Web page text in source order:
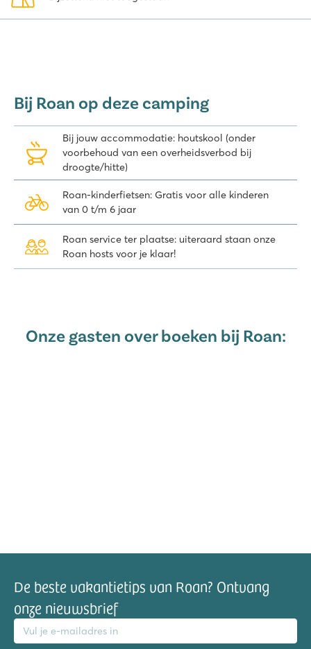
Bij Roan op deze camping
Bij jouw accommodatie: houtskool (onder
voorbehoud van een overheidsverbod bij
droogte/hitte)
Roan-kinderfietsen: Gratis voor alle kinderen
van 0 t/m 6 jaar
Roan service ter plaatse: uiteraard staan onze
Roan hosts voor je klaar!
Onze gasten over boeken bij Roan:
De beste vakantietips van Roan? Ontvang
onze nieuwsbrief